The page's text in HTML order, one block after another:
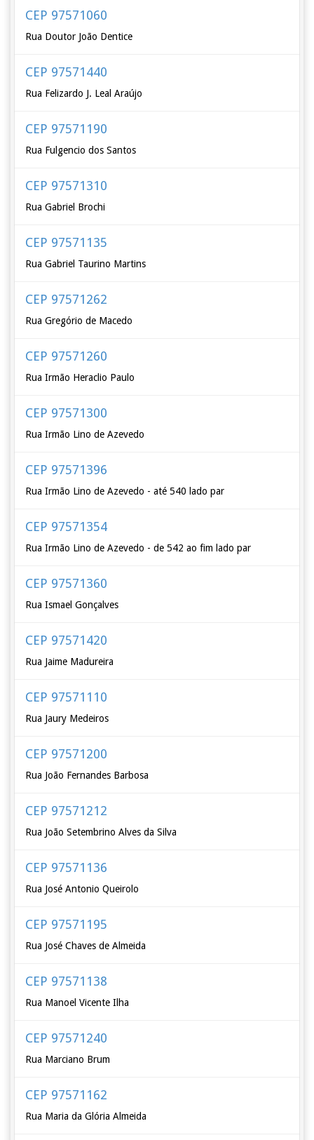
CEP 97571060
Rua Doutor João Dentice
CEP 97571440
Rua Felizardo J. Leal Araújo
CEP 97571190
Rua Fulgencio dos Santos
CEP 97571310
Rua Gabriel Brochi
CEP 97571135
Rua Gabriel Taurino Martins
CEP 97571262
Rua Gregório de Macedo
CEP 97571260
Rua Irmão Heraclio Paulo
CEP 97571300
Rua Irmão Lino de Azevedo
CEP 97571396
Rua Irmão Lino de Azevedo - até 540 lado par
CEP 97571354
Rua Irmão Lino de Azevedo - de 542 ao fim lado par
CEP 97571360
Rua Ismael Gonçalves
CEP 97571420
Rua Jaime Madureira
CEP 97571110
Rua Jaury Medeiros
CEP 97571200
Rua João Fernandes Barbosa
CEP 97571212
Rua João Setembrino Alves da Silva
CEP 97571136
Rua José Antonio Queirolo
CEP 97571195
Rua José Chaves de Almeida
CEP 97571138
Rua Manoel Vicente Ilha
CEP 97571240
Rua Marciano Brum
CEP 97571162
Rua Maria da Glória Almeida